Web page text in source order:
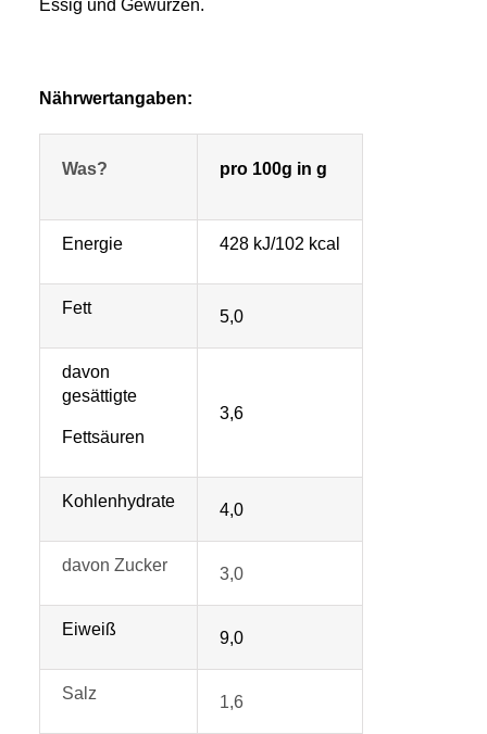
Essig und Gewürzen.
Nährwertangaben:
Was? pro 100g in g
Energie 428 kJ/102 kcal
Fett 5,0
davon
gesättigte
Fettsäuren
3,6
Kohlenhydrate 4,0
davon Zucker 3,0
Eiweiß 9,0
Salz 1,6